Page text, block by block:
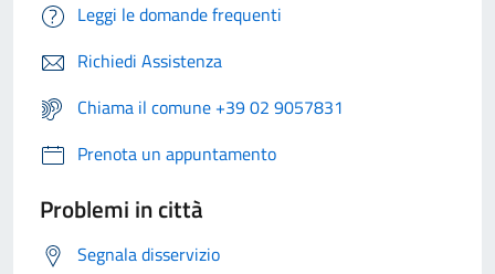
Leggi le domande frequenti
Richiedi Assistenza
Chiama il comune +39 02 9057831
Prenota un appuntamento
Problemi in città
Segnala disservizio